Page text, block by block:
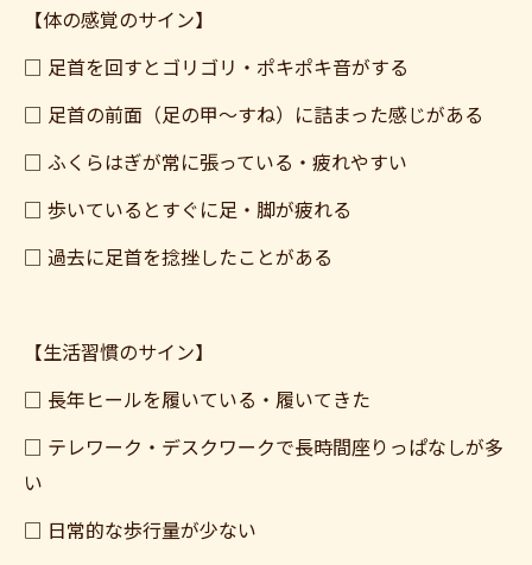
【体の感覚のサイン】
□ 足首を回すとゴリゴリ・ポキポキ音がする
□ 足首の前面（足の甲〜すね）に詰まった感じがある
□ ふくらはぎが常に張っている・疲れやすい
□ 歩いているとすぐに足・脚が疲れる
□ 過去に足首を捻挫したことがある
【生活習慣のサイン】
□ 長年ヒールを履いている・履いてきた
□ テレワーク・デスクワークで長時間座りっぱなしが多
い
□ 日常的な歩行量が少ない